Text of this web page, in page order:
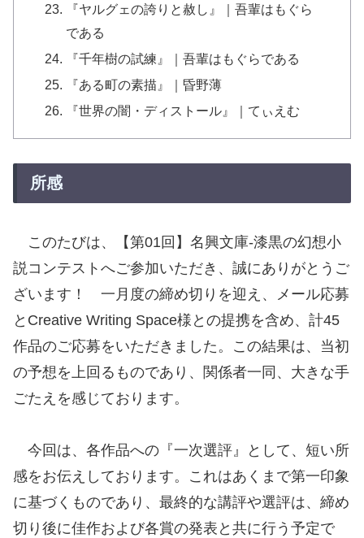
『ヤルグェの誇りと赦し』｜吾輩はもぐら
である
『千年樹の試練』｜吾輩はもぐらである
『ある町の素描』｜昏野薄
『世界の闇・ディストール』｜てぃえむ
所感
このたびは、【第01回】名興文庫-漆黒の幻想小
説コンテストへご参加いただき、誠にありがとうご
ざいます！ 一月度の締め切りを迎え、メール応募
とCreative Writing Space様との提携を含め、計45
作品のご応募をいただきました。この結果は、当初
の予想を上回るものであり、関係者一同、大きな手
ごたえを感じております。
今回は、各作品への『一次選評』として、短い所
感をお伝えしております。これはあくまで第一印象
に基づくものであり、最終的な講評や選評は、締め
切り後に佳作および各賞の発表と共に行う予定で